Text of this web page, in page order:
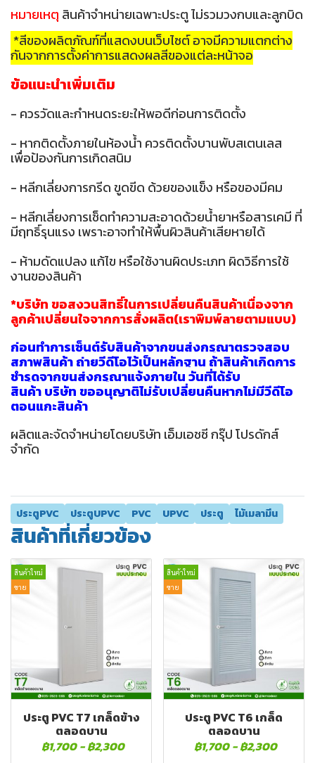
หมายเหตุ สินค้าจำหน่ายเฉพาะประตู ไม่รวมวงกบและลูกบิด
*สีของผลิตภัณฑ์ที่แสดงบนเว็บไซต์ อาจมีความแตกต่าง
กันจากการตั้งค่าการแสดงผลสีของแต่ละหน้าจอ
ข้อแนะนำเพิ่มเติม
- ควรวัดและกำหนดระยะให้พอดีก่อนการติดตั้ง
- หากติดตั้งภายในห้องน้ำ ควรติดตั้งบานพับสเตนเลส
เพื่อป้องกันการเกิดสนิม
- หลีกเลี่ยงการกรีด ขูดขีด ด้วยของแข็ง หรือของมีคม
- หลีกเลี่ยงการเช็ดทำความสะอาดด้วยน้ำยาหรือสารเคมี ที่
มีฤทธิ์รุนแรง เพราะอาจทำให้พื้นผิวสินค้าเสียหายได้
- ห้ามดัดแปลง แก้ไข หรือใช้งานผิดประเภท ผิดวิธีการใช้
งานของสินค้า
*บริษัท ขอสงวนสิทธิ์ในการเปลี่ยนคืนสินค้าเนื่องจาก
ลูกค้าเปลี่ยนใจจากการสั่งผลิต(เราพิมพ์ลายตามแบบ)
ก่อนทำการเซ็นต์รับสินค้าจากขนส่งกรุณาตรวจสอบ
สภาพสินค้า ถ่ายวีดีโอไว้เป็นหลักฐาน ถ้าสินค้าเกิดการ
ชำรุดจากขนส่งกรุณาแจ้งภายใน วันที่ได้รับ
สินค้า บริษัท ขออนุญาติไม่รับเปลี่ยนคืนหากไม่มีวีดีโอ
ตอนแกะสินค้า
ผลิตและจัดจำหน่ายโดยบริษัท เอ็มเอชซี กรุ๊ป โปรดักส์
จำกัด
ประตูPVC ประตูUPVC PVC UPVC ประตู ไม้เมลามีน
สินค้าที่เกี่ยวข้อง
สินค้าใหม่
ขาย
ประตู PVC T7 เกล็ดข้าง
ตลอดบาน
฿1,700 -฿2,300
สินค้าใหม่
ขาย
ประตู PVC T6 เกล็ด
ตลอดบาน
฿1,700 -฿2,300